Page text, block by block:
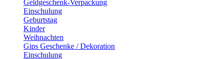
Geldgeschenk-Verpackung
Einschulung
Geburtstag
Kinder
Weihnachten
Gips Geschenke / Dekoration
Einschulung